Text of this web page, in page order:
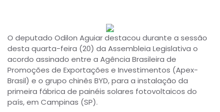
O deputado Odilon Aguiar destacou durante a sessão
desta quarta-feira (20) da Assembleia Legislativa o
acordo assinado entre a Agência Brasileira de
Promoções de Exportações e Investimentos (Apex-
Brasil) e o grupo chinês BYD, para a instalação da
primeira fábrica de painéis solares fotovoltaicos do
país, em Campinas (SP).